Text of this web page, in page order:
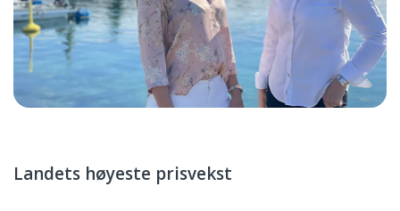
Landets høyeste prisvekst